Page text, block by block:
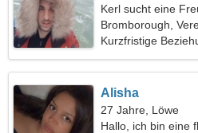
Kerl sucht eine
Bromborough,
Kurzfristige
Alisha
27 Jahre, Löwe
Hallo, ich bin eine